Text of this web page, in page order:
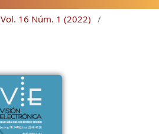
Vol. 16 Núm. 1 (2022)
/